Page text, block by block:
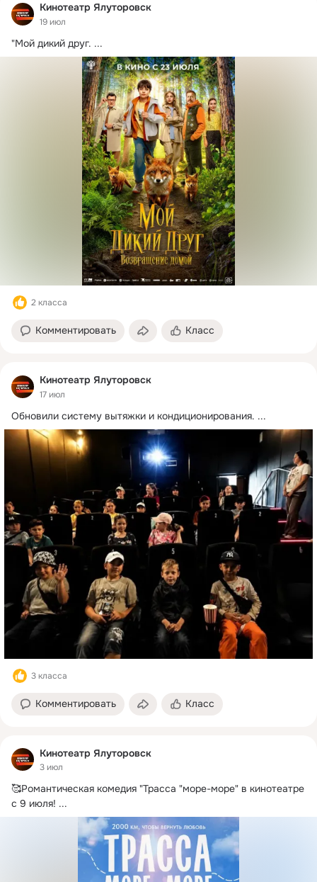
Кинотеатр Ялуторовск
19 июл
"Мой дикий друг. ...
2 класса
Комментировать Класс
Кинотеатр Ялуторовск
17 июл
Обновили систему вытяжки и кондиционирования. ...
3 класса
Комментировать Класс
Кинотеатр Ялуторовск
3 июл
🥰Романтическая комедия "Трасса "море-море" в кинотеатре
с 9 июля! ...